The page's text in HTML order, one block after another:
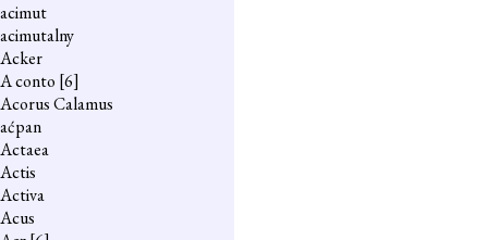
acimut
acimutalny
Acker
A conto [6]
Acorus Calamus
aćpan
Actaea
Actis
Activa
Acus